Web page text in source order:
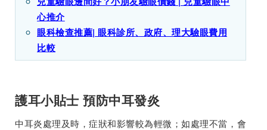
心推介
眼科檢查推薦| 眼科診所、政府、理大驗眼費用
比較
護耳小貼士 預防中耳發炎
中耳炎處理及時，症狀和影響較為輕微；如處理不當，會